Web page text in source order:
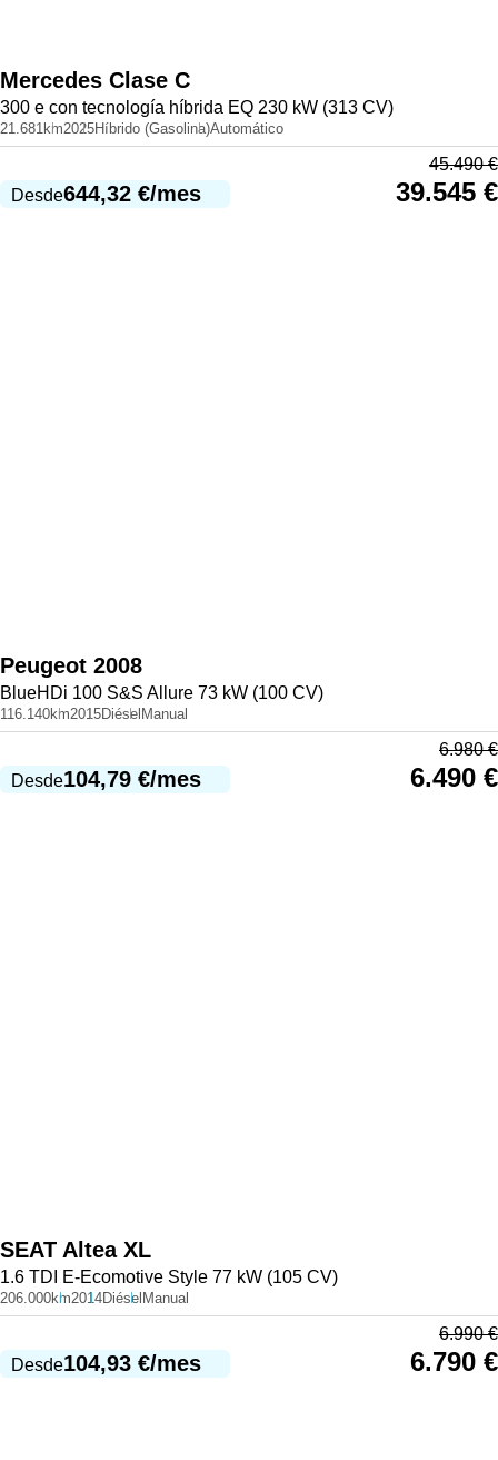
Mercedes Clase C
300 e con tecnología híbrida EQ 230 kW (313 CV)
21.681km2025Híbrido (Gasolina)Automático
Desde644,32 €/mes
45.490€
39.545 €
Peugeot 2008
BlueHDi 100 S&S Allure 73 kW (100 CV)
116.140km2015Diésel Manual
Desde104,79 €/mes
6.980€
6.490 €
SEAT Altea XL
1.6 TDI E-Ecomotive Style 77 kW (105 CV)
206.000km2014Diésel Manual
Desde104,93 €/mes
6.990€
6.790 €